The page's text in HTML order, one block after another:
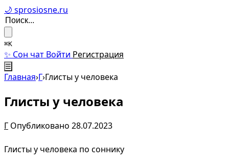
🌙 sprosiosne.ru
⌘K
✨ Сон чат Войти Регистрация
☰
Главная›Г›Глисты у человека
Глисты у человека
Г Опубликовано 28.07.2023
Глисты у человека по соннику